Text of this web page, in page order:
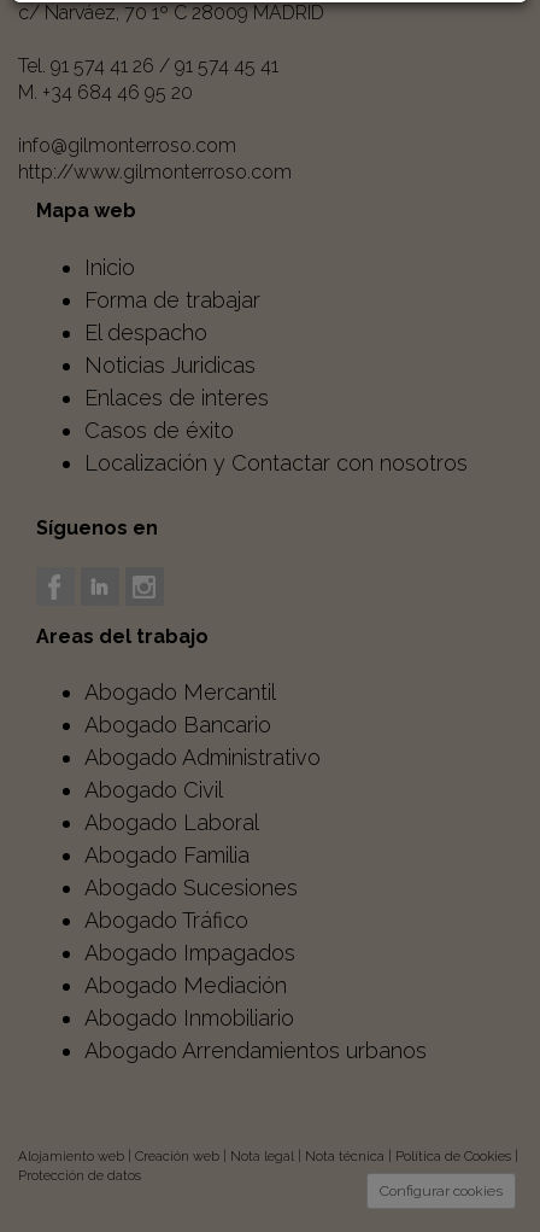
c/ Narváez, 70 1º C28009MADRID
Tel. 91 574 41 26 / 91 574 45 41
M. +34 684 46 95 20
info@gilmonterroso.com
http://www.gilmonterroso.com
Mapa web
Inicio
Forma de trabajar
El despacho
Noticias Juridicas
Enlaces de interes
Casos de éxito
Localización y Contactar con nosotros
Síguenos en
Areas del trabajo
Abogado Mercantil
Abogado Bancario
Abogado Administrativo
Abogado Civil
Abogado Laboral
Abogado Familia
Abogado Sucesiones
Abogado Tráfico
Abogado Impagados
Abogado Mediación
Abogado Inmobiliario
Abogado Arrendamientos urbanos
Alojamiento web Creación web Nota legal Nota técnica Política de Cookies
Protección de datos
Configurar cookies